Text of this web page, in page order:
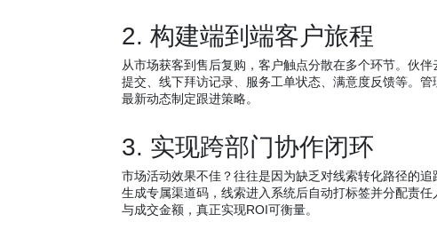
2. 构建端到端客户旅程
从市场获客到售后复购，客户触点分散在多个环节。伙
提交、线下拜访记录、服务工单状态、满意度反馈等。
最新动态制定跟进策略。
3. 实现跨部门协作闭环
市场活动效果不佳？往往是因为缺乏对线索转化路径的
生成专属渠道码，线索进入系统后自动打标签并分配责
与成交金额，真正实现ROI可衡量。